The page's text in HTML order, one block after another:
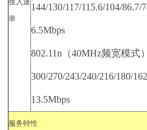
接入速
率
144/130/117/115.6/104/
6.5Mbps
802.11n （40MHz频宽模式）
300/270/243/240/216/180/
13.5Mbps
服务特性